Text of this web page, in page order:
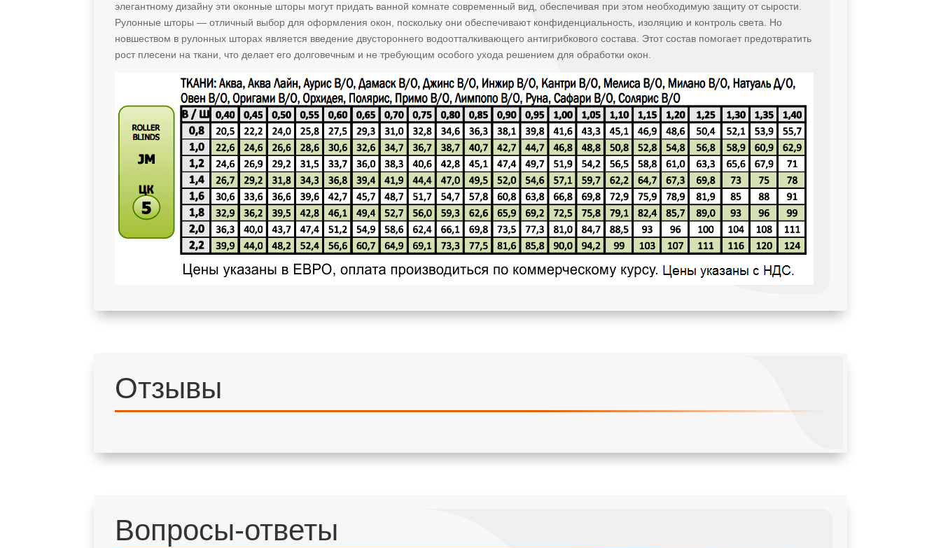
элегантному дизайну эти оконные шторы могут придать ванной комнате современный вид, обеспечивая при этом необходимую защиту от сырости.
Рулонные шторы — отличный выбор для оформления окон, поскольку они обеспечивают конфиденциальность, изоляцию и контроль света. Но
новшеством в рулонных шторах является введение двустороннего водоотталкивающего антигрибкового состава. Этот состав помогает предотвратить
рост плесени на ткани, что делает его долговечным и не требующим особого ухода решением для обработки окон.
Отзывы
Вопросы-ответы